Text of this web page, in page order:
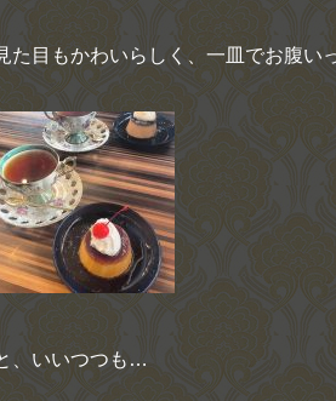
た目もかわいらしく、一皿でお腹い
、いいつつも …